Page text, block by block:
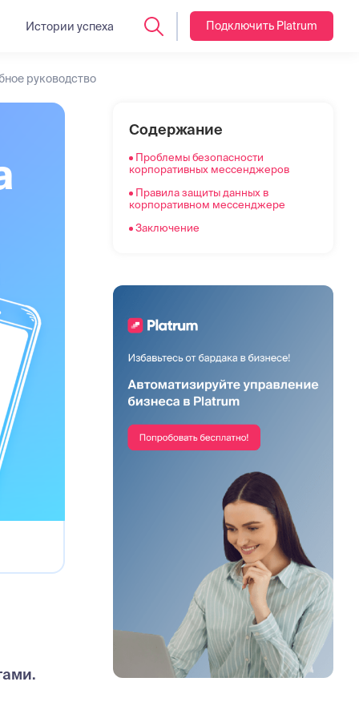
Истории успеха Подключить Platrum
руководство
Содержание
Проблемы безопасности
корпоративных мессенджеров
Правила защиты данных в
корпоративном мессенджере
Заключение
Проблемы безопасности
корпоративных мессенджеров
Правила защиты данных в
корпоративном мессенджере
Заключение